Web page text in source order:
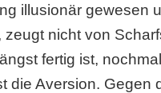
illusionär gewesen
nicht von
fertig ist,
die Aversion. Gegen